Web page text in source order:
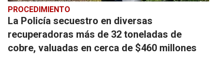
PROCEDIMIENTO
La Policía secuestro en diversas
recuperadoras más de 32 toneladas de
cobre, valuadas en cerca de $460 millones